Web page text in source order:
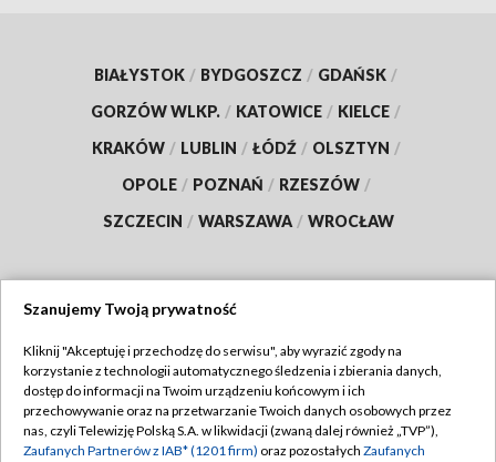
BIAŁYSTOK / BYDGOSZCZ / GDAŃSK /
GORZÓW WLKP. / KATOWICE / KIELCE /
KRAKÓW / LUBLIN / ŁÓDŹ / OLSZTYN /
OPOLE / POZNAŃ / RZESZÓW /
SZCZECIN / WARSZAWA / WROCŁAW
TVP
Abonament TVP
Emisja w TVP
Regulamin TVP
Polityka prywatności
Szanujemy Twoją prywatność
Kliknij "Akceptuję i przechodzę do serwisu", aby wyrazić zgody na
korzystanie z technologii automatycznego śledzenia i zbierania danych,
dostęp do informacji na Twoim urządzeniu końcowym i ich
przechowywanie oraz na przetwarzanie Twoich danych osobowych przez
nas, czyli Telewizję Polską S.A. w likwidacji (zwaną dalej również „TVP”),
Zaufanych Partnerów z IAB* (1201 firm) oraz pozostałych Zaufanych